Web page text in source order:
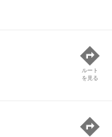
ルート
を見る